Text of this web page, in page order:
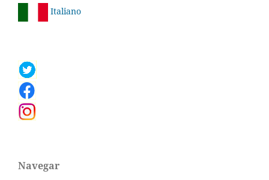
Italiano
Navegar